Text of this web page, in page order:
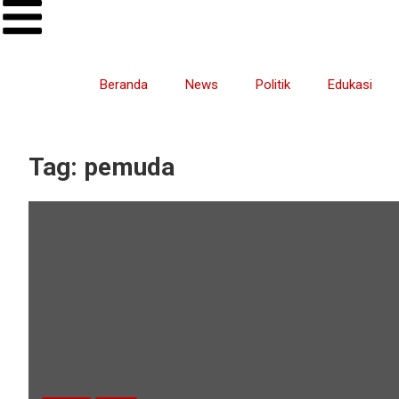
Beranda News Politik Edukasi
Tag: pemuda